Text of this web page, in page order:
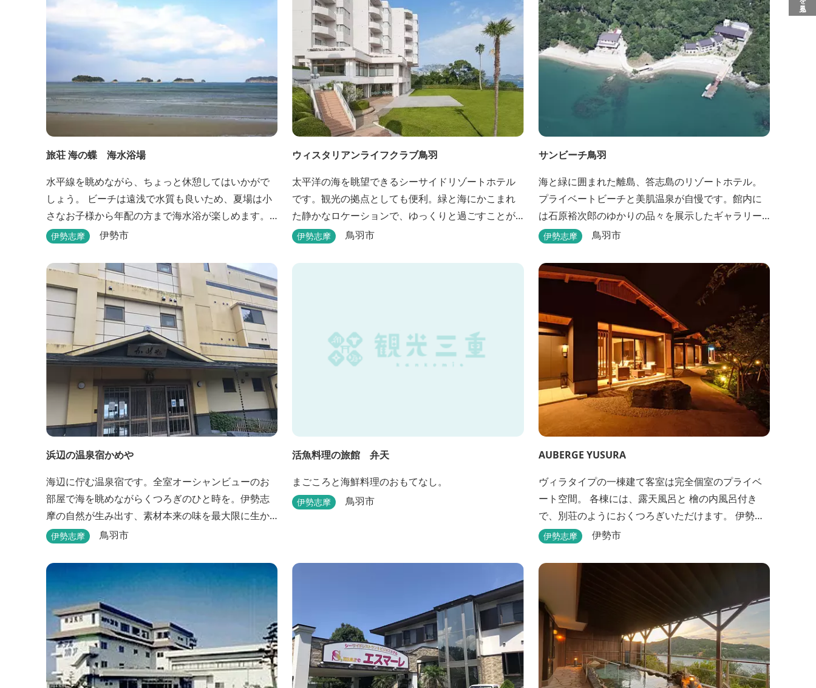
旅荘 海の蝶 海水浴場
水平線を眺めながら、ちょっと休憩してはいかがで
しょう。 ビーチは遠浅で水質も良いため、夏場は小
さなお子様から年配の方まで海水浴が楽しめます。
三重県おすすめ海水浴場ビーチ特集はこちら🏖三重
伊勢志摩 伊勢市
ウィスタリアンライフクラブ鳥羽
太平洋の海を眺望できるシーサイドリゾートホテル
です。観光の拠点としても便利。緑と海にかこまれ
た静かなロケーションで、ゆっくりと過ごすことが
できます。
伊勢志摩 鳥羽市
サンビーチ鳥羽
海と緑に囲まれた離島、答志島のリゾートホテル。
プライベートビーチと美肌温泉が自慢です。館内に
は石原裕次郎のゆかりの品々を展示したギャラリー
もあります。
伊勢志摩 鳥羽市
浜辺の温泉宿かめや
海辺に佇む温泉宿です。全室オーシャンビューのお
部屋で海を眺めながらくつろぎのひと時を。伊勢志
摩の自然が生み出す、素材本来の味を最大限に生か
したお料理も味わえます。
伊勢志摩 鳥羽市
活魚料理の旅館 弁天
まごころと海鮮料理のおもてなし。
伊勢志摩 鳥羽市
AUBERGE YUSURA
ヴィラタイプの一棟建て客室は完全個室のプライベ
ート空間。 各棟には、露天風呂と 檜の内風呂付き
で、別荘のようにおくつろぎいただけます。 伊勢路
の旅にお好みの一棟をどうぞお選びください。
は、小さな宿ならではの「ひと手間」のおもてな
寄り添う宿となれるよう、心を月してお待ちして...
伊勢志摩 伊勢市